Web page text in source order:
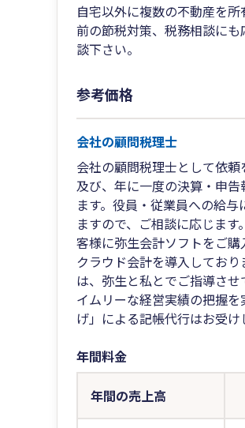
自宅以外に複数の不動産を
前の節税対策、税務相談に
談下さい。
参考価格
会社の顧問税理士
会社の顧問税理士として依
及び、年に一度の決算・申
ます。役員・従業員への給
ますので、ご相談に応じま
客様に弥生会計ソフトをご
クラウド会計を導入してお
は、弥生と私とでご指導さ
イムリーな経営実績の把握
げ」による記帳代行はお受け
年間料金
年間の売上高